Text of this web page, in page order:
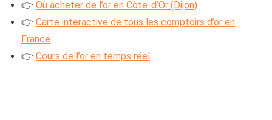
👉 Où acheter de l’or en Côte-d’Or (Dijon)
👉 Carte interactive de tous les comptoirs d’or en
France
👉 Cours de l’or en temps réel